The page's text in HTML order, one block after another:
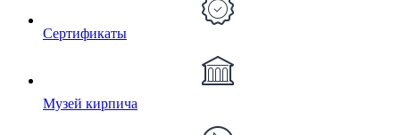
Сертификаты
Музей кирпича